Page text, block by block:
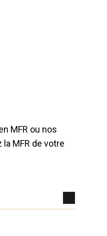
MFR ou nos
MFR de votre